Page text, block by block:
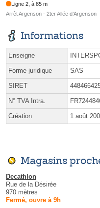
Ligne 2, à 85 m
Arrêt Argenson - 2ter Allée d’Argenson
Informations
Enseigne
Forme juridique SAS
SIRET
N° TVA Intra.
Création 1 août
Magasins
Decathlon
Rue de la Désirée
970 mètres
Fermé, ouvre à 9h